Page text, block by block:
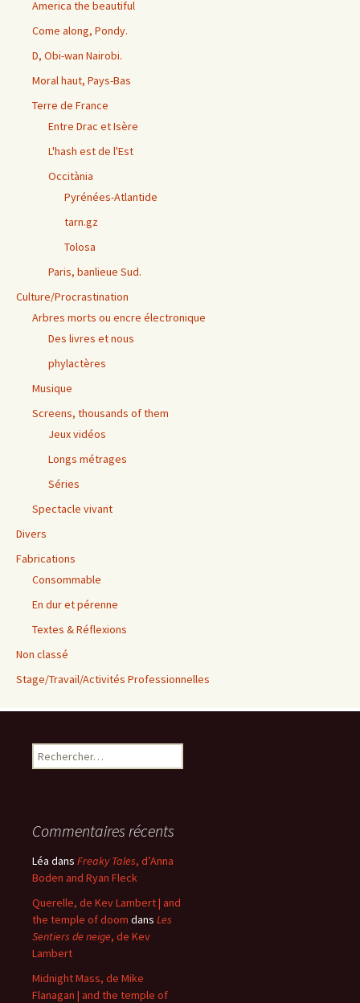
America the beautiful
Come along, Pondy.
D, Obi-wan Nairobi.
Moral haut, Pays-Bas
Terre de France
Entre Drac et Isère
L'hash est de l'Est
Occitània
Pyrénées-Atlantide
tarn.gz
Tolosa
Paris, banlieue Sud.
Culture/Procrastination
Arbres morts ou encre électronique
Des livres et nous
phylactères
Musique
Screens, thousands of them
Jeux vidéos
Longs métrages
Séries
Spectacle vivant
Divers
Fabrications
Consommable
En dur et pérenne
Textes & Réflexions
Non classé
Stage/Travail/Activités Professionnelles
Rechercher :
Commentaires récents
Léa dans Freaky Tales, d’Anna
Boden and Ryan Fleck
Querelle, de Kev Lambert | and
the temple of doom dans Les
Sentiers de neige, de Kev
Lambert
Midnight Mass, de Mike
Flanagan | and the temple of